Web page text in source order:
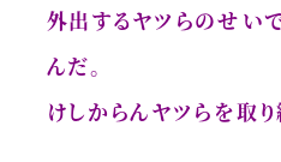
外出するヤツらのせい
んだ。
けしからんヤツらを取